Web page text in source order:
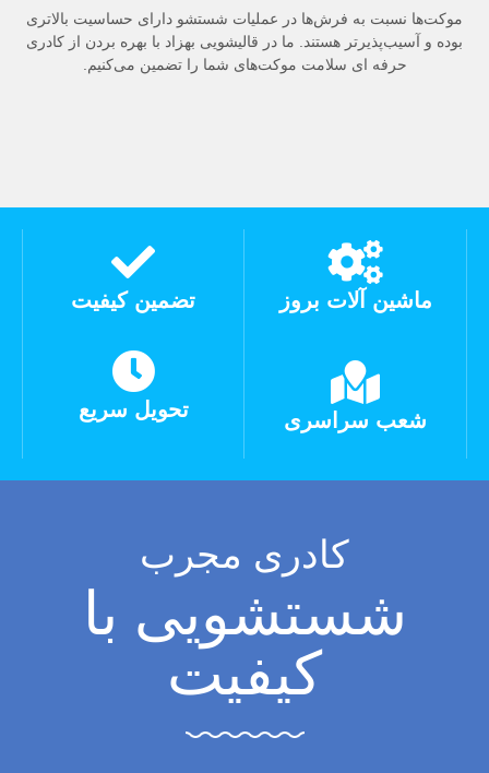
موکت‌ها نسبت به فرش‌ها در عملیات شستشو دارای حساسیت بالاتری
بوده و آسیب‌پذیرتر هستند. ما در قالیشویی بهزاد با بهره بردن از کادری
حرفه ای سلامت موکت‌های شما را تضمین می‌کنیم.
ماشین آلات بروز تضمین کیفیت
شعب سراسری تحویل سریع
کادری مجرب
شستشویی با
کیفیت